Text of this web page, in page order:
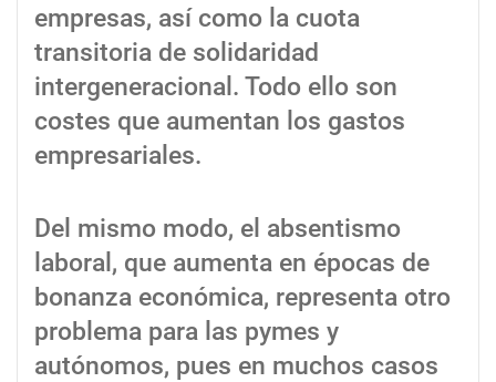
empresas, así como la cuota
transitoria de solidaridad
intergeneracional. Todo ello son
costes que aumentan los gastos
empresariales.
Del mismo modo, el absentismo
laboral, que aumenta en épocas de
bonanza económica, representa otro
problema para las pymes y
autónomos, pues en muchos casos